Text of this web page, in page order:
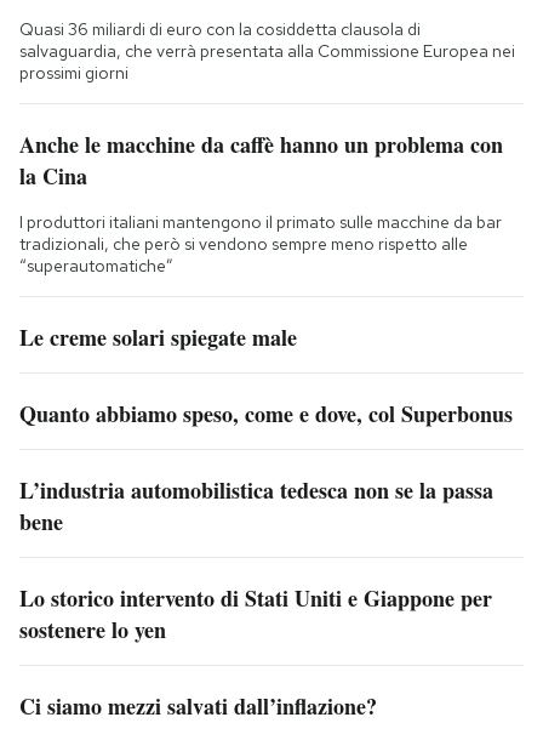
Quasi 36 miliardi di euro con la cosiddetta clausola di
salvaguardia, che verrà presentata alla Commissione Europea nei
prossimi giorni
Anche le macchine da caffè hanno un problema con
la Cina
I produttori italiani mantengono il primato sulle macchine da bar
tradizionali, che però si vendono sempre meno rispetto alle
“superautomatiche”
Le creme solari spiegate male
Quanto abbiamo speso, come e dove, col Superbonus
L’industria automobilistica tedesca non se la passa
bene
Lo storico intervento di Stati Uniti e Giappone per
sostenere lo yen
Ci siamo mezzi salvati dall’inflazione?